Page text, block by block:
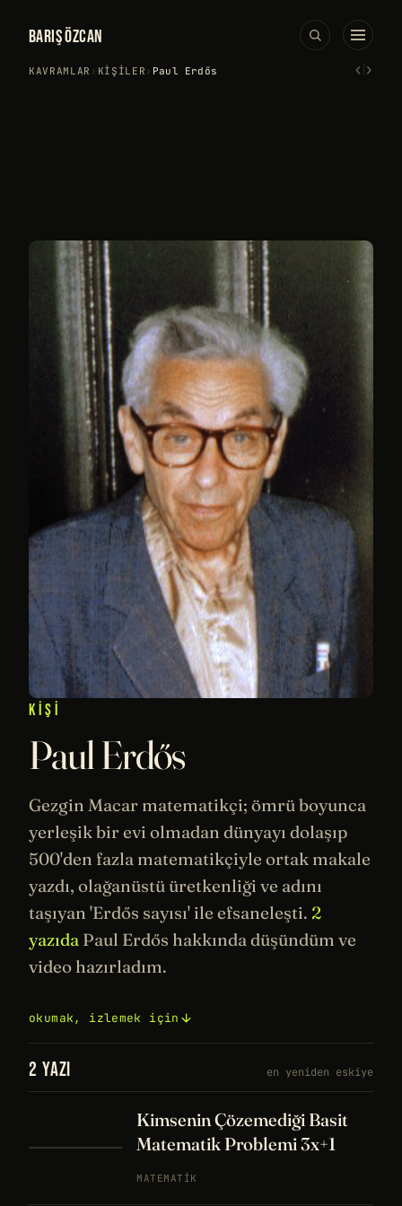
BARIŞ ÖZCAN
KAVRAMLAR › KIŞILER › Paul Erdős ‹›
KIŞI
Paul Erdős
Gezgin Macar matematikçi; ömrü boyunca
yerleşik bir evi olmadan dünyayı dolaşıp
500'den fazla matematikçiyle ortak makale
yazdı, olağanüstü üretkenliği ve adını
taşıyan 'Erdős sayısı' ile efsaneleşti. 2
yazıda Paul Erdős hakkında düşündüm ve
video hazırladım.
okumak, izlemek için
2 YAZI en yeniden eskiye
Kimsenin Çözemediği Basit
Matematik Problemi 3x+1
MATEMATIK